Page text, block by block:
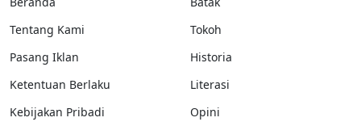
Tentang Kami
Pasang Iklan
Ketentuan Berlaku
Kebijakan Pribadi
Tokoh
Historia
Literasi
Opini